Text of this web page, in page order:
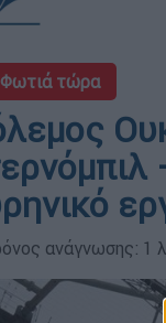
Φωτιά τώρα
ανάγνωσης: 1